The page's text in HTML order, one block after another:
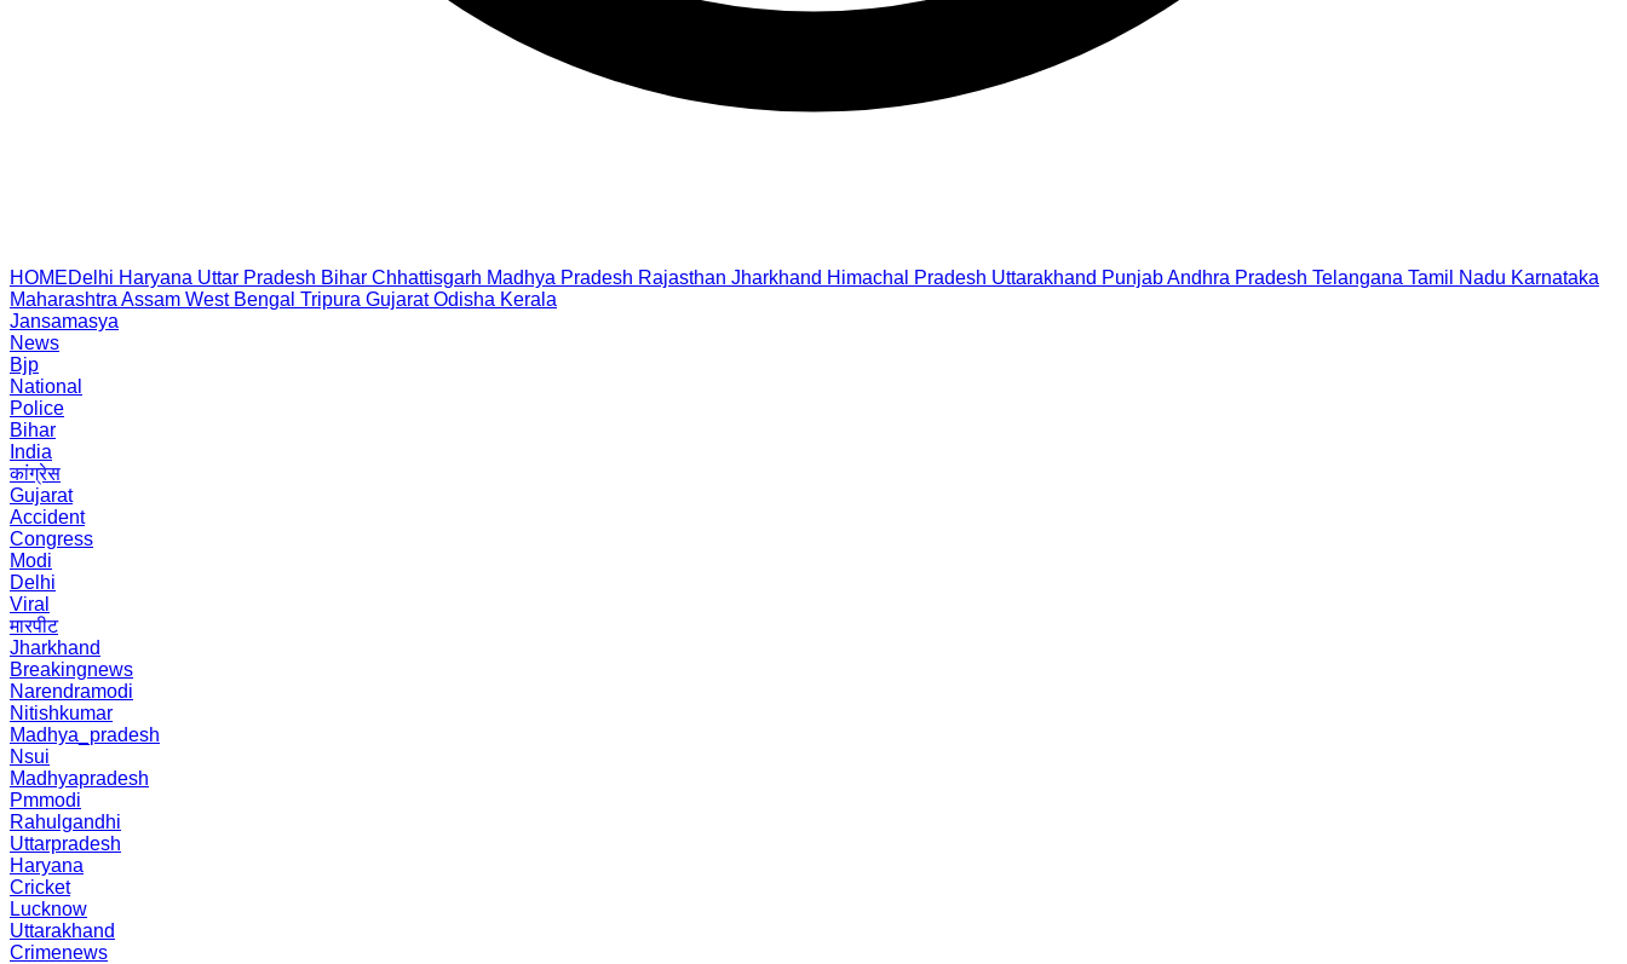
HOMEDelhi Haryana Uttar Pradesh Bihar Chhattisgarh Madhya Pradesh Rajasthan Jharkhand Himachal Pradesh Uttarakhand PunjabAndhra Pradesh Telangana Tamil Nadu Karnataka
Maharashtra Assam West Bengal Tripura Gujarat Odisha Kerala
Jansamasya
News
Bjp
National
Police
Bihar
India
कांग्रेस
Gujarat
Accident
Congress
Modi
Delhi
Viral
मारपीट
Jharkhand
Breakingnews
Narendramodi
Nitishkumar
Madhya_pradesh
Nsui
Madhyapradesh
Pmmodi
Rahulgandhi
Uttarpradesh
Haryana
Cricket
Lucknow
Uttarakhand
Crimenews